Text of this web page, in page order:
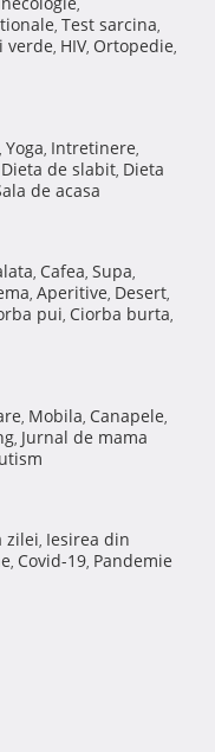
,
, Test sarcina,
verde, HIV, Ortopedie,
, Yoga, Intretinere,
Dieta de slabit, Dieta
de acasa
, Cafea, Supa,
, Aperitive, Desert,
pui, Ciorba burta,
, Mobila, Canapele,
, Jurnal de mama
zilei, Iesirea din
, Covid-19, Pandemie